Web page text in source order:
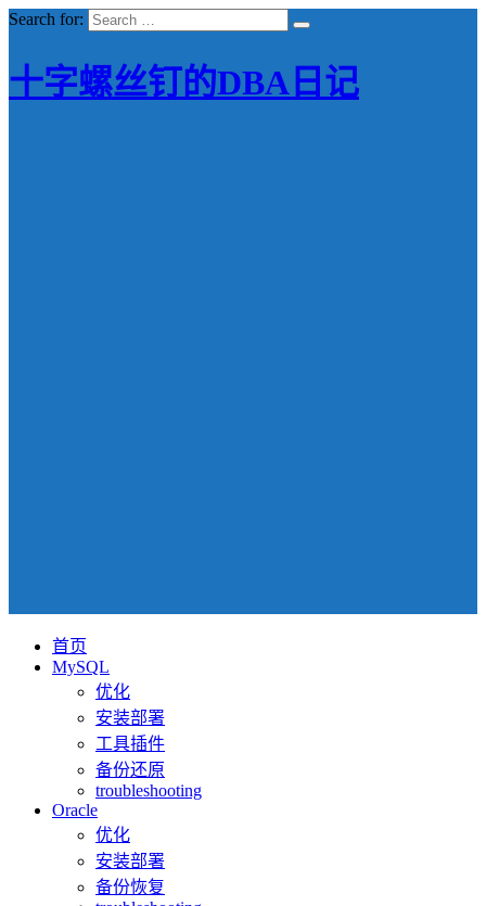
Search for:
十字螺丝钉的DBA日记
首页
MySQL
优化
安装部署
工具插件
备份还原
troubleshooting
Oracle
优化
安装部署
备份恢复